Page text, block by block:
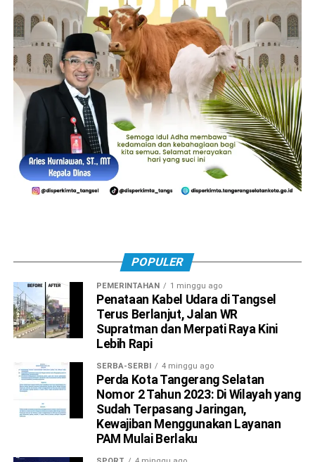
POPULER
PEMERINTAHAN 1 minggu ago
Penataan Kabel Udara di Tangsel
Terus Berlanjut, Jalan WR
Supratman dan Merpati Raya Kini
Lebih Rapi
SERBA-SERBI 4 minggu ago
Perda Kota Tangerang Selatan
Nomor 2 Tahun 2023: Di Wilayah yang
Sudah Terpasang Jaringan,
Kewajiban Menggunakan Layanan
PAM Mulai Berlaku